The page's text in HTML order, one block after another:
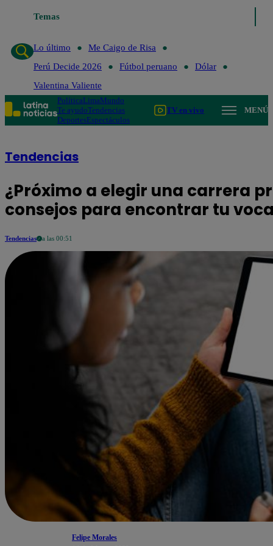
Temas
Lo último
Me Caigo de Risa
Perú Decide 2026
Fútbol peruano
Dólar
Valentina Valiente
PolíticaLimaMundo
Te ayudoTendencias
DeportesEspectáculos
TV en vivo MENÚ
Tendencias
¿Próximo a elegir una carrera
consejos para encontrar tu
Tendencias a las 00:51
Felipe Morales